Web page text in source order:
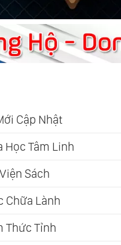
Cập Nhật
Học Tâm Linh
Sách
Chữa Lành
Thức Tỉnh